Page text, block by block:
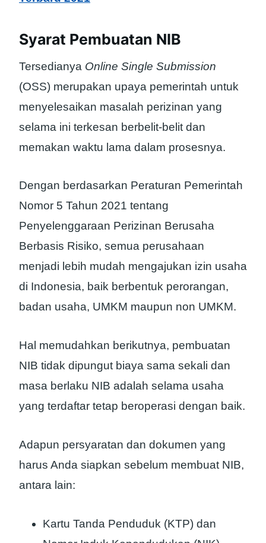
Syarat Pembuatan NIB
Tersedianya Online Single Submission
(OSS) merupakan upaya pemerintah untuk
menyelesaikan masalah perizinan yang
selama ini terkesan berbelit-belit dan
memakan waktu lama dalam prosesnya.
Dengan berdasarkan Peraturan Pemerintah
Nomor 5 Tahun 2021 tentang
Penyelenggaraan Perizinan Berusaha
Berbasis Risiko, semua perusahaan
menjadi lebih mudah mengajukan izin usaha
di Indonesia, baik berbentuk perorangan,
badan usaha, UMKM maupun non UMKM.
Hal memudahkan berikutnya, pembuatan
NIB tidak dipungut biaya sama sekali dan
masa berlaku NIB adalah selama usaha
yang terdaftar tetap beroperasi dengan baik.
Adapun persyaratan dan dokumen yang
harus Anda siapkan sebelum membuat NIB,
antara lain:
Kartu Tanda Penduduk (KTP) dan